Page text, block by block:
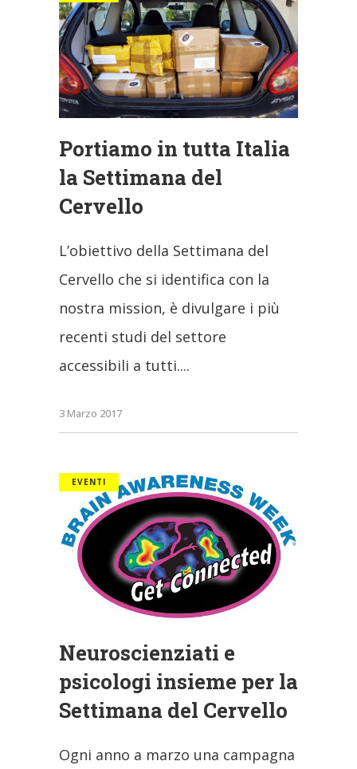
Portiamo in tutta Italia
la Settimana del
Cervello
L’obiettivo della Settimana del
Cervello che si identifica con la
nostra mission, è divulgare i più
recenti studi del settore
accessibili a tutti.
3 Marzo 2017
EVENTI
Neuroscienziati e
psicologi insieme per la
Settimana del Cervello
Ogni anno a marzo una campagna